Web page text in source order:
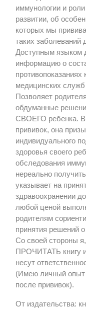
иммунологии и
развитии, об
которых мы
таких заболеваний
Доступным языком
информацию о
медицинских служб
Позволяет
обдуманные
СВОЕГО ребенка. В
прививок, она
индивидуального
здоровья своего
обследования
нереально
указывает на
здравоохранении
любой ценой
родителям
принятия решений
Со своей стороны
ПРОЧИТАТЬ книгу и
несут
(Имею личный опыт
после прививок).
От издательства: